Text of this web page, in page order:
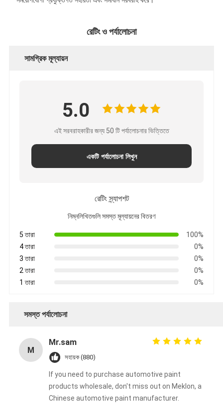
রেটিং ও পর্যালোচনা
সামগ্রিক মূল্যায়ন
5.0
এই সরবরাহকারীর জন্য 50 টি পর্যালোচনার ভিত্তিতে
একটি পর্যালোচনা লিখুন
রেটিং স্ন্যাপশট
নিম্নলিখিতগুলি সমস্ত মূল্যায়নের বিতরণ
5 তারা
100%
4 তারা
0%
3 তারা
0%
2 তারা
0%
1 তারা
0%
সমস্ত পর্যালোচনা
M
Mr.sam
সহায়ক (880)
If you need to purchase automotive paint
products wholesale, don't miss out on Meklon, a
Chinese automotive paint manufacturer.